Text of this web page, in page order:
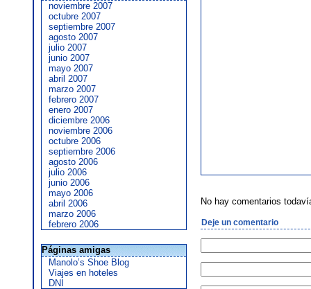
noviembre 2007
octubre 2007
septiembre 2007
agosto 2007
julio 2007
junio 2007
mayo 2007
abril 2007
marzo 2007
febrero 2007
enero 2007
diciembre 2006
noviembre 2006
octubre 2006
septiembre 2006
agosto 2006
julio 2006
junio 2006
mayo 2006
abril 2006
marzo 2006
febrero 2006
Páginas amigas
Manolo’s Shoe Blog
Viajes en hoteles
DNI
No hay comentarios
Deje un comentario